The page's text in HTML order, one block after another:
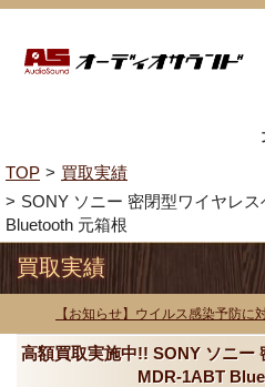
TOP
買取実績
SONY ソニー 密閉型ワイヤレ
Bluetooth 元箱根
買取実績
【お知らせ】ウイルス感染予防に
高額買取実施中!! SONY ソニー
MDR-1ABT